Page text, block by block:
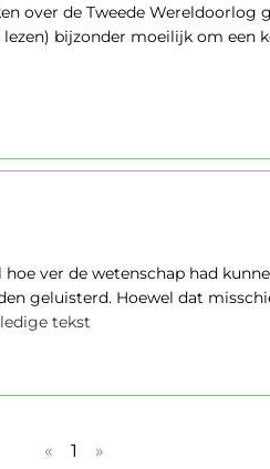
over de Tweede
bijzonder moeilijk om een
ver de wetenschap had
geluisterd. Hoewel dat
tekst
« 1 »